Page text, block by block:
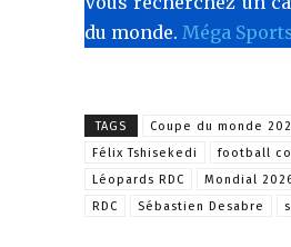
du monde. Méga
TAGS Coupe du monde
Félix Tshisekedi
football
Léopards RDC
Mondial
RDC
Sébastien Desabre